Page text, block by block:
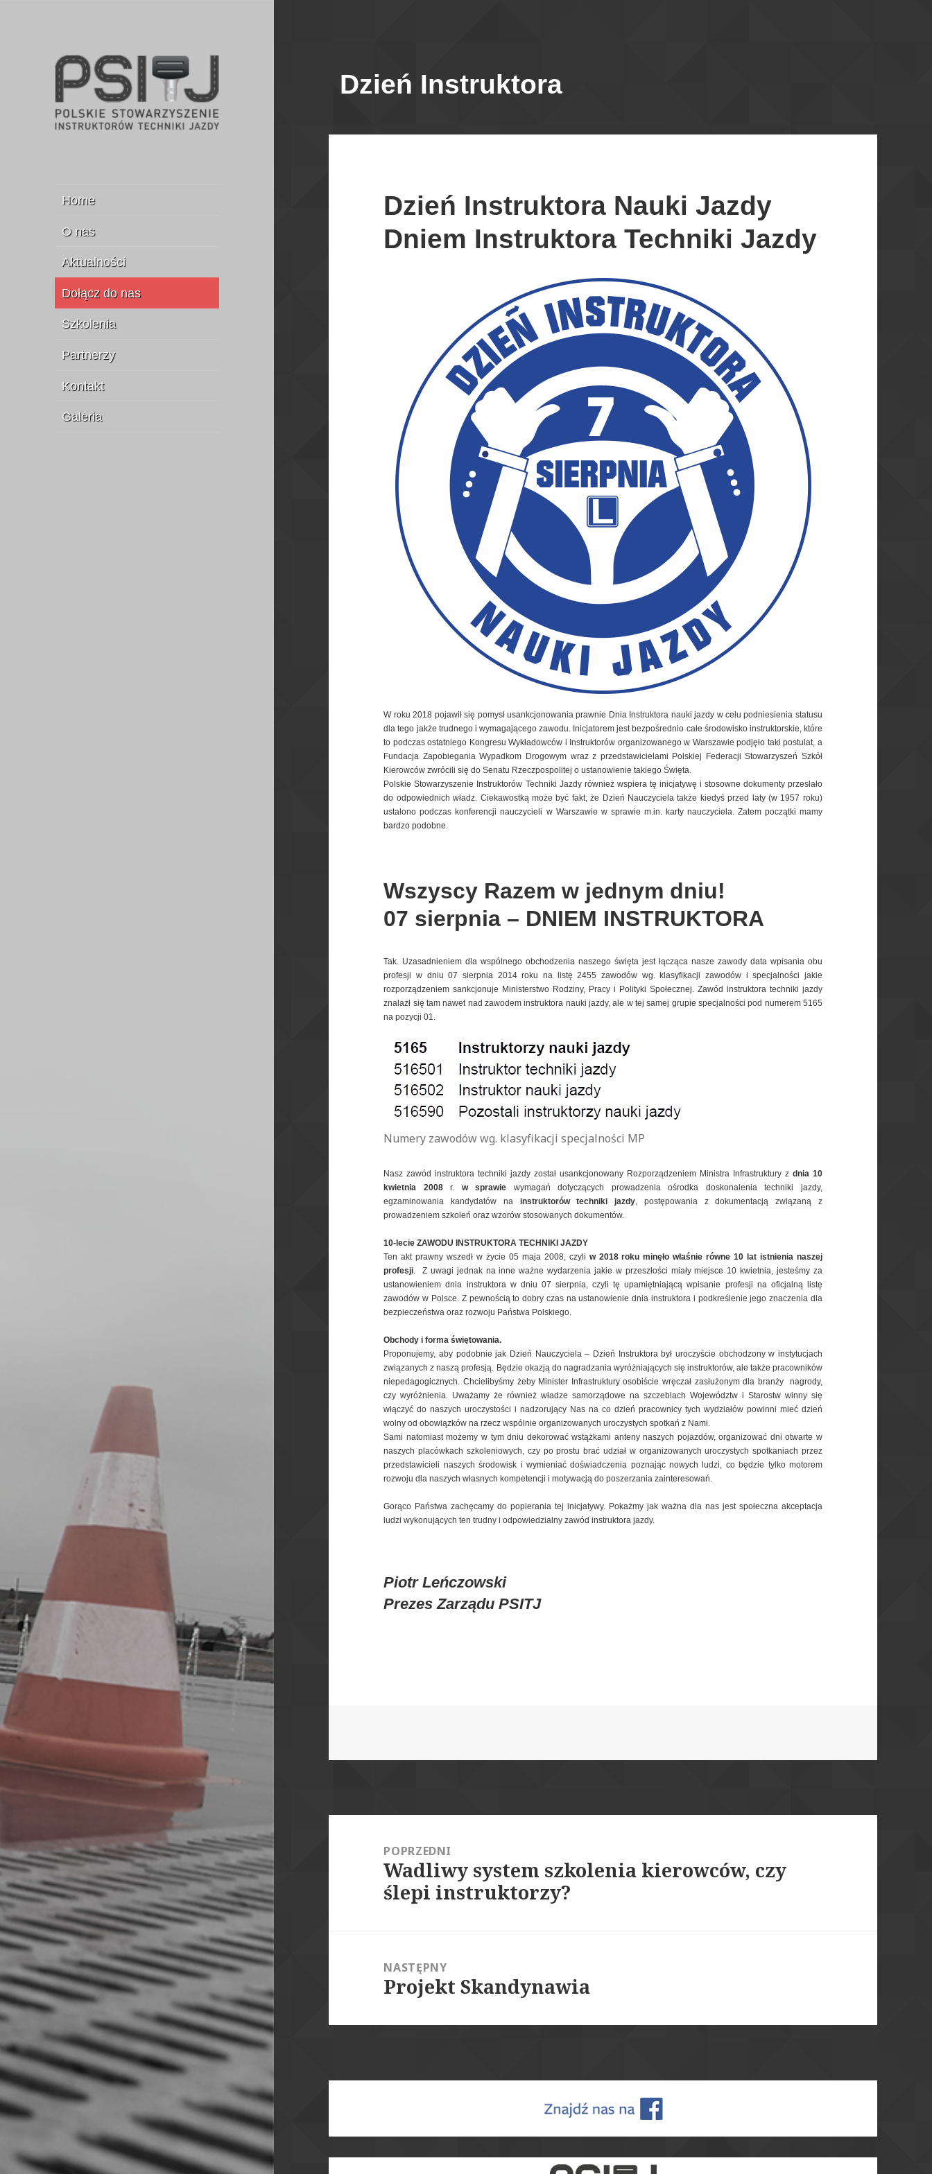
Home
O nas
Aktualności
Dołącz do nas
Szkolenia
Partnerzy
Kontakt
Galeria
Dzień Instruktora
Dzień Instruktora Nauki Jazdy
Dniem Instruktora Techniki Jazdy
W roku 2018 pojawił się pomysł usankcjonowania prawnie Dnia Instruktora nauki jazdy w celu podniesienia statusu
dla tego jakże trudnego i wymagającego zawodu. Inicjatorem jest bezpośrednio całe środowisko instruktorskie, które
to podczas ostatniego Kongresu Wykładowców i Instruktorów organizowanego w Warszawie podjęło taki postulat, a
Fundacja Zapobiegania Wypadkom Drogowym wraz z przedstawicielami Polskiej Federacji Stowarzyszeń Szkół
Kierowców zwrócili się do Senatu Rzeczpospolitej o ustanowienie takiego Święta.
Polskie Stowarzyszenie Instruktorów Techniki Jazdy również wspiera tę inicjatywę i stosowne dokumenty przesłało
do odpowiednich władz. Ciekawostką może być fakt, że Dzień Nauczyciela także kiedyś przed laty (w 1957 roku)
ustalono podczas konferencji nauczycieli w Warszawie w sprawie m.in. karty nauczyciela. Zatem początki mamy
bardzo podobne.
Wszyscy Razem w jednym dniu!
07 sierpnia – DNIEM INSTRUKTORA
Tak. Uzasadnieniem dla wspólnego obchodzenia naszego święta jest łącząca nasze zawody data wpisania obu
profesji w dniu 07 sierpnia 2014 roku na listę 2455 zawodów wg. klasyfikacji zawodów i specjalności jakie
rozporządzeniem sankcjonuje Ministerstwo Rodziny, Pracy i Polityki Społecznej. Zawód instruktora techniki jazdy
znalazł się tam nawet nad zawodem instruktora nauki jazdy, ale w tej samej grupie specjalności pod numerem 5165
na pozycji 01.
Numery zawodów wg. klasyfikacji specjalności MP
Nasz zawód instruktora techniki jazdy został usankcjonowany Rozporządzeniem Ministra Infrastruktury z dnia 10
kwietnia 2008r. w sprawie wymagań dotyczących prowadzenia ośrodka doskonalenia techniki jazdy,
egzaminowania kandydatów na instruktorów techniki jazdy , postępowania z dokumentacją związaną z
prowadzeniem szkoleń oraz wzorów stosowanych dokumentów.
10-lecie ZAWODU INSTRUKTORA TECHNIKI JAZDY
Ten akt prawny wszedł w życie 05 maja 2008, czyli w 2018 roku minęło właśnie równe 10 lat istnienia naszej
profesji. Z uwagi jednak na inne ważne wydarzenia jakie w przeszłości miały miejsce 10 kwietnia, jesteśmy za
ustanowieniem dnia instruktora w dniu 07 sierpnia, czyli tę upamiętniającą wpisanie profesji na oficjalną listę
zawodów w Polsce. Z pewnością to dobry czas na ustanowienie dnia instruktora i podkreślenie jego znaczenia dla
bezpieczeństwa oraz rozwoju Państwa Polskiego.
Obchody i forma świętowania.
Proponujemy, aby podobnie jak Dzień Nauczyciela – Dzień Instruktora był uroczyście obchodzony w instytucjach
związanych z naszą profesją. Będzie okazją do nagradzania wyróżniających się instruktorów, ale także pracowników
niepedagogicznych. Chcielibyśmy żeby Minister Infrastruktury osobiście wręczał zasłużonym dla branży nagrody,
czy wyróżnienia. Uważamy że również władze samorządowe na szczeblach Województw i Starostw winny się
włączyć do naszych uroczystości i nadzorujący Nas na co dzień pracownicy tych wydziałów powinni mieć dzień
wolny od obowiązków na rzecz wspólnie organizowanych uroczystych spotkań z Nami.
Sami natomiast możemy w tym dniu dekorować wstążkami anteny naszych pojazdów, organizować dni otwarte w
naszych placówkach szkoleniowych, czy po prostu brać udział w organizowanych uroczystych spotkaniach przez
przedstawicieli naszych środowisk i wymieniać doświadczenia poznając nowych ludzi, co będzie tylko motorem
rozwoju dla naszych własnych kompetencji i motywacją do poszerzania zainteresowań.
Gorąco Państwa zachęcamy do popierania tej inicjatywy. Pokażmy jak ważna dla nas jest społeczna akceptacja
ludzi wykonujących ten trudny i odpowiedzialny zawód instruktora jazdy.
Piotr Leńczowski
Prezes Zarządu PSITJ
POPRZEDNI
Poprzedni
wpis:
Wadliwy system szkolenia kierowców, czy
ślepi instruktorzy?
NASTĘPNY
Następny
Projekt Skandynawia